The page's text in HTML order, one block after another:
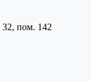
32, пом. 142